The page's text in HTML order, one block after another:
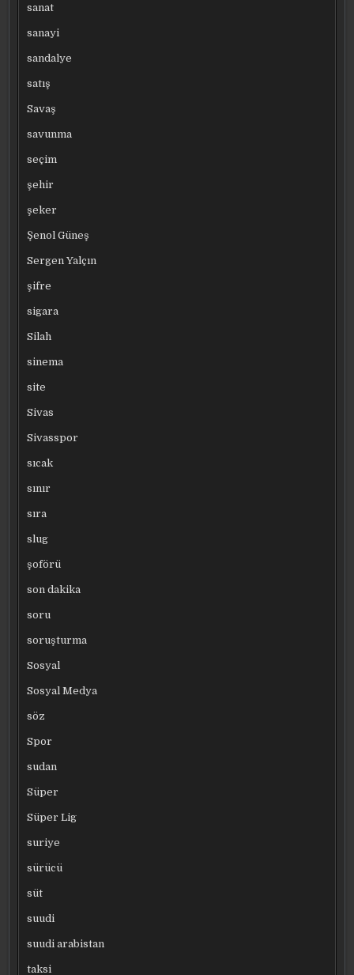
sanat
sanayi
sandalye
satış
Savaş
savunma
seçim
şehir
şeker
Şenol Güneş
Sergen Yalçın
şifre
sigara
Silah
sinema
site
Sivas
Sivasspor
sıcak
sınır
sıra
slug
şoförü
son dakika
soru
soruşturma
Sosyal
Sosyal Medya
söz
Spor
sudan
Süper
Süper Lig
suriye
sürücü
süt
suudi
suudi arabistan
taksi